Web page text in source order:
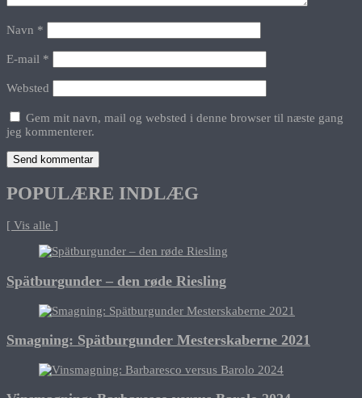
Navn *
E-mail *
Websted
Gem mit navn, mail og websted i denne browser til næste gang
jeg kommenterer.
POPULÆRE INDLÆG
[ Vis alle ]
Spätburgunder – den røde Riesling
Smagning: Spätburgunder Mesterskaberne 2021